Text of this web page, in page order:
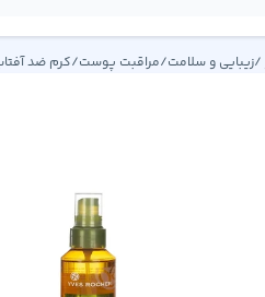
/زیبایی و سلامت/مراقبت پوست/کرم ضد